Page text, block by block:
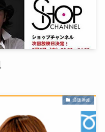
通販番組